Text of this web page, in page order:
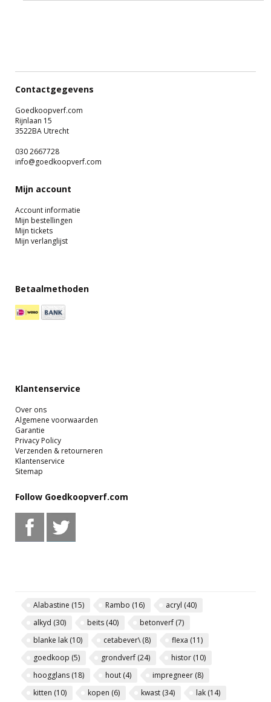
Contactgegevens
Goedkoopverf.com
Rijnlaan 15
3522BA Utrecht
030 2667728
info@goedkoopverf.com
Mijn account
Account informatie
Mijn bestellingen
Mijn tickets
Mijn verlanglijst
Betaalmethoden
Klantenservice
Over ons
Algemene voorwaarden
Garantie
Privacy Policy
Verzenden & retourneren
Klantenservice
Sitemap
Follow Goedkoopverf.com
Alabastine (15) Rambo (16) acryl (40)
alkyd (30) beits (40) betonverf (7)
blanke lak (10) cetabever\(8) flexa (11)
goedkoop (5) grondverf (24) histor (10)
hoogglans (18) hout (4) impregneer (8)
kitten (10) kopen (6) kwast (34) lak (14)